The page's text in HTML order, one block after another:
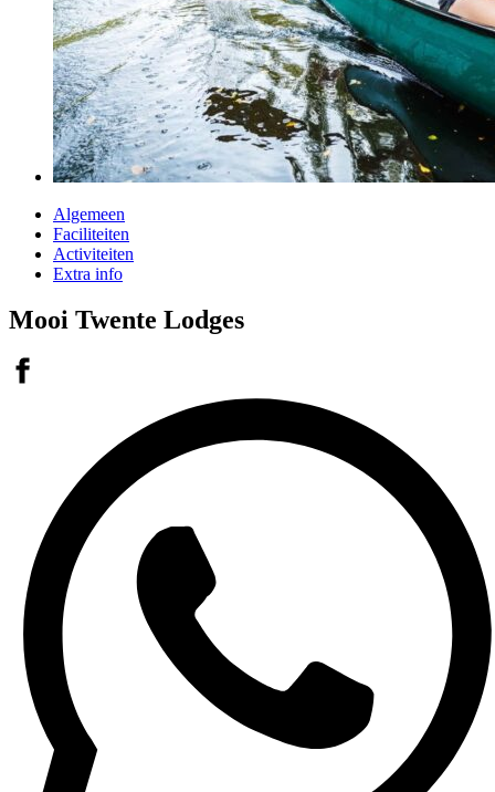
Algemeen
Faciliteiten
Activiteiten
Extra info
Mooi Twente Lodges